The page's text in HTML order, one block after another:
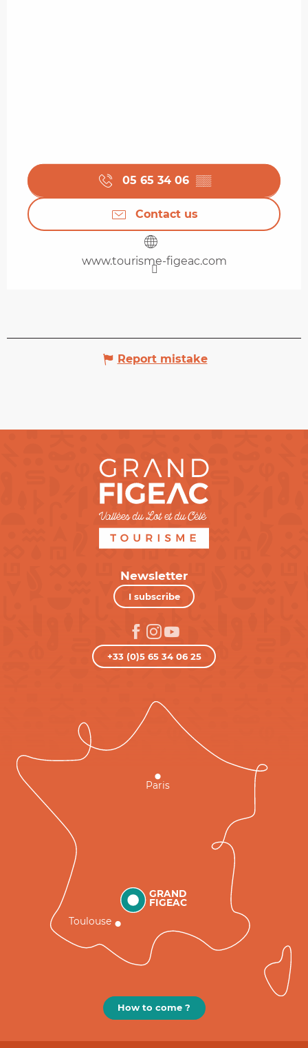
05 65 34 06 ▒▒
Contact us
www.tourisme-figeac.com
Report mistake
Newsletter
I subscribe
+33 (0)5 65 34 06 25
GRAND
FIGEAC
Toulouse
Paris
How to come ?